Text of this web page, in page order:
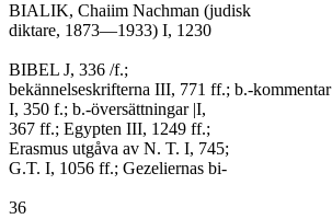
BIALIK, Chaiim Nachman (judisk
diktare, 1873—1933) I, 1230
BIBEL J, 336 /f.;
bekännelseskrifterna III, 771 ff.; b.-kommentar
I, 350 f.; b.-översättningar |I,
367 ff.; Egypten III, 1249 ff.;
Erasmus utgåva av N. T. I, 745;
G.T. I, 1056 ff.; Gezeliernas bi-
36